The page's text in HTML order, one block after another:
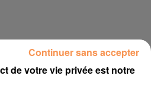
Exposition
de votre vie privée est notre
Continuer sans accepter